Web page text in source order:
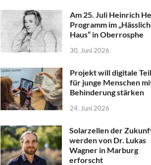
Am 25. Juli Heinrich
Programm im
Haus“ in Oberrosphe
30. Juni 2026
Projekt will digitale
für junge Menschen
Behinderung stärken
24. Juni 2026
Solarzellen der
werden von Dr. Lukas
Wagner in Marburg
erforscht